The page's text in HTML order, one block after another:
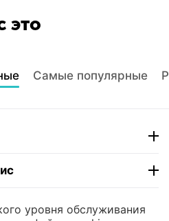
это
Самые популярные
уровня обслуживания